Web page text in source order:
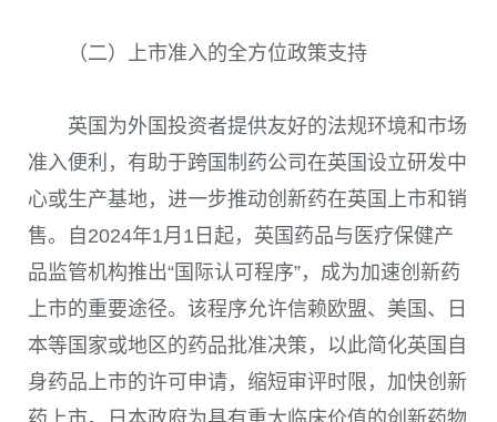
（二）上市准入的全方位政策支持
英国为外国投资者提供友好的法规环境和市场
准入便利，有助于跨国制药公司在英国设立研发中
心或生产基地，进一步推动创新药在英国上市和销
售。自2024年1月1日起，英国药品与医疗保健产
品监管机构推出“国际认可程序”，成为加速创新药
上市的重要途径。该程序允许信赖欧盟、美国、日
本等国家或地区的药品批准决策，以此简化英国自
身药品上市的许可申请，缩短审评时限，加快创新